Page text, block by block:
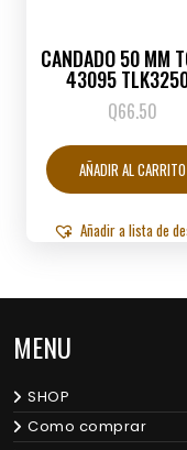
CANDADO 50 MM
43095
Q66.50
AÑADIR AL CARRITO
Añadir a lista de
MENU
SHOP
Como comprar